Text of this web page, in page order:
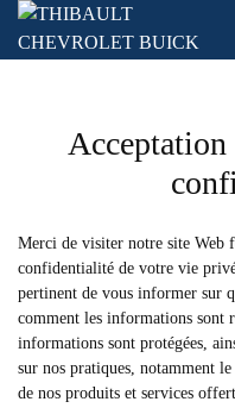
Merci de visiter notre site Web
confidentialité de votre vie
pertinent de vous informer sur
comment les informations sont
informations sont protégées,
sur nos pratiques, notamment
de nos produits et services